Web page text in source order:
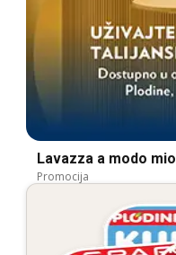
Lavazza a modo mio
Promocija